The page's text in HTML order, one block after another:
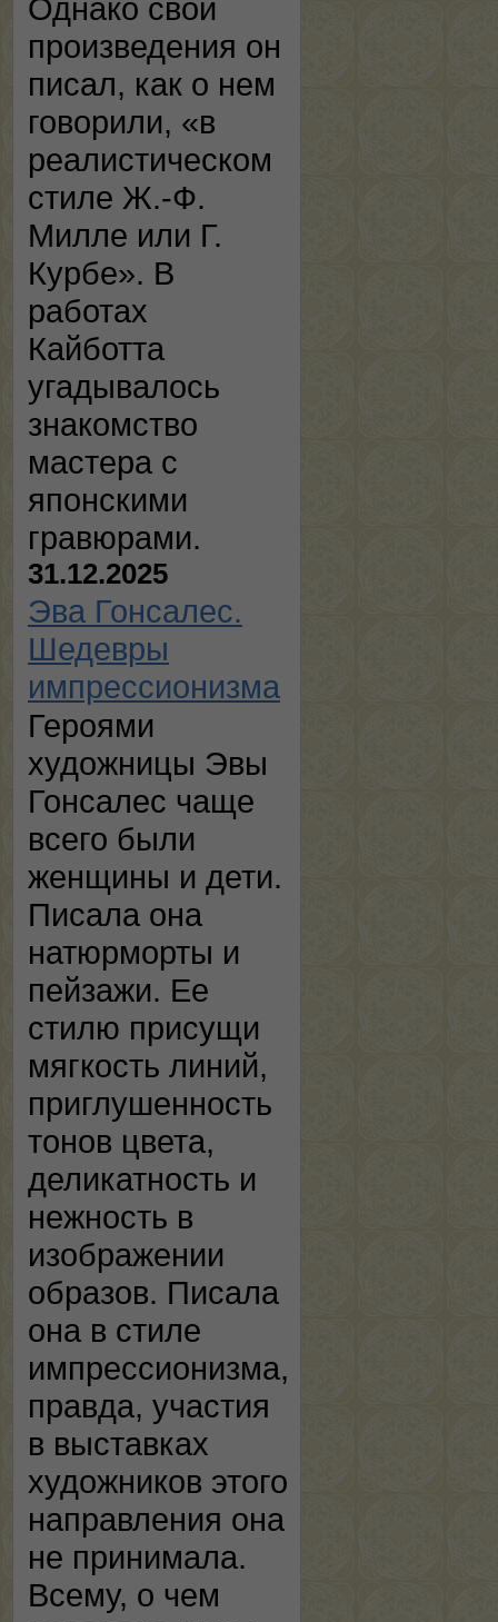
Однако свои
произведения он
писал, как о нем
говорили, «в
реалистическом
стиле Ж.-Ф.
Милле или Г.
Курбе». В
работах
Кайботта
угадывалось
знакомство
мастера с
японскими
гравюрами.
31.12.2025
Эва Гонсалес.
Шедевры
импрессионизма
Героями
художницы Эвы
Гонсалес чаще
всего были
женщины и дети.
Писала она
натюрморты и
пейзажи. Ее
стилю присущи
мягкость линий,
приглушенность
тонов цвета,
деликатность и
нежность в
изображении
образов. Писала
она в стиле
импрессионизма,
правда, участия
в выставках
художников этого
направления она
не принимала.
Всему, о чем